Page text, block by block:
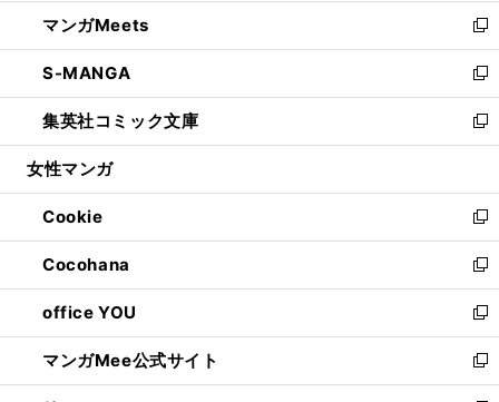
く
で
開
く
ド
ウ
で
開
く
ウ
ィ
ン
ド
ウ
で
開
し
い
ウ
ィ
ン
ド
ウ
開
く
マンガMeets
新
し
い
ウ
ィ
ン
ウ
で
開
く
S-MANGA
新
し
い
ウ
ン
ド
ウ
で
開
く
集英社コミック文庫
新
し
ウ
ィ
ン
ド
ウ
で
開
く
女性マンガ
Cookie
新
し
い
ウ
ィ
ン
ド
ウ
Cocohana
新
し
い
ウ
ィ
ン
office YOU
新
し
い
ウ
マンガMee公式サイト
新
し